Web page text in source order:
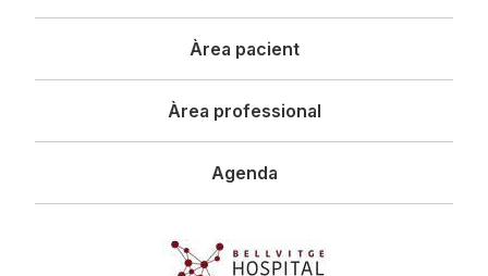
principal
Àrea pacient
Àrea professional
Agenda